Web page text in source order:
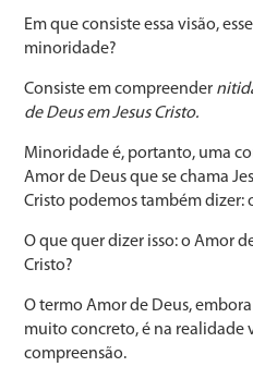
Em que consiste essa visão,
minoridade?
Consiste em compreender
de Deus em Jesus Cristo.
Minoridade é, portanto, uma
Amor de Deus que se chama
Cristo podemos também dizer:
O que quer dizer isso: o Amor
Cristo?
O termo Amor de Deus,
muito concreto, é na realidade
compreensão.